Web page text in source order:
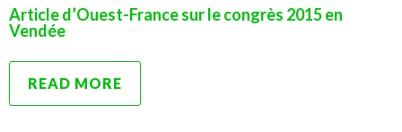
Article d’Ouest-France sur le congrès 2015 en
Vendée
READ MORE